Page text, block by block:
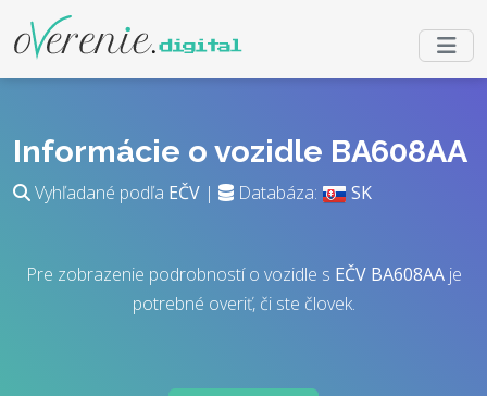
Informácie o vozidle BA608AA
Vyhľadané podľa EČV | Databáza: SK
Pre zobrazenie podrobností o vozidle s EČV BA608AAje
potrebné overiť, či ste človek.